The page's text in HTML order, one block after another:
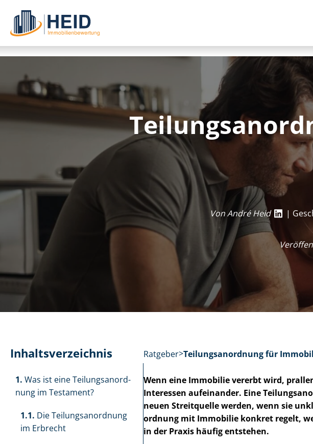
Von André Heid |
In­halts­ver­zeich­nis
1. Was ist eine Tei­lungs­an­ord­
nung im Testament?
1.1. Die Tei­lungs­an­ord­nung
im Erbrecht
Ratgeber Tei­lungs­an­ord­nung für
Wenn eine Immobilie vererbt wird,
Interessen aufeinander. Eine
neuen Streitquelle werden, wenn sie
ord­nung mit Immobilie konkret regelt,
in der Praxis häufig entstehen.